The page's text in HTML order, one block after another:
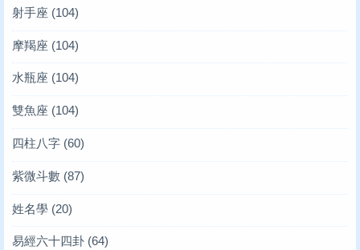
射手座 (104)
摩羯座 (104)
水瓶座 (104)
雙魚座 (104)
四柱八字 (60)
紫微斗數 (87)
姓名學 (20)
易經六十四卦 (64)